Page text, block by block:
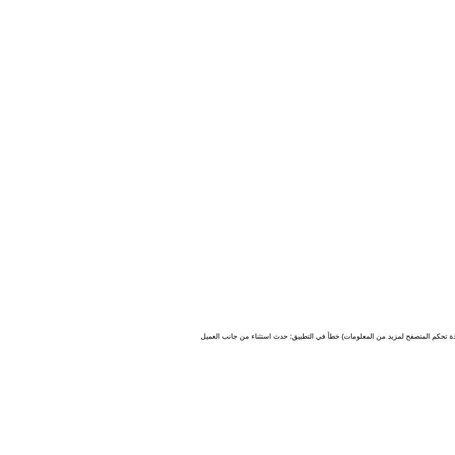
خطأ في التطبيق: حدث استثناء من جانب العميل تحكم المتصفح لمزيد من المعلومات)